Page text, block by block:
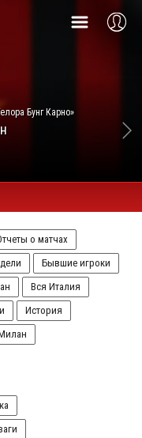
Бунг Карно»
о матчах
Бывшие игроки
Вся Италия
История